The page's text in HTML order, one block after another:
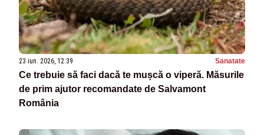
23 iun. 2026, 12:39 Sanatate
Ce trebuie să faci dacă te mușcă o viperă. Măsurile
de prim ajutor recomandate de Salvamont
România